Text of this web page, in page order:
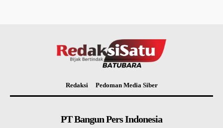
Redaksi Pedoman Media Siber
PT Bangun Pers Indonesia